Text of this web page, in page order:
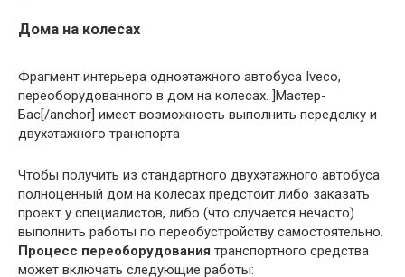
Дома на колесах
Фрагмент интерьера одноэтажного автобуса Iveco,
переоборудованного в дом на колесах. ]Мастер-
Бас[/anchor] имеет возможность выполнить переделку и
двухэтажного транспорта
Чтобы получить из стандартного двухэтажного автобуса
полноценный дом на колесах предстоит либо заказать
проект у специалистов, либо (что случается нечасто)
выполнить работы по переобустройству самостоятельно.
Процесс переоборудования транспортного средства
может включать следующие работы: